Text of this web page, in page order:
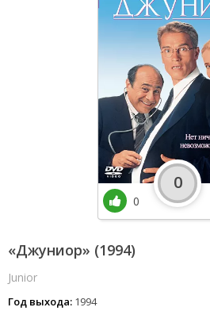
«Джуниор» (1994)
Junior
Год выхода: 1994
0
0